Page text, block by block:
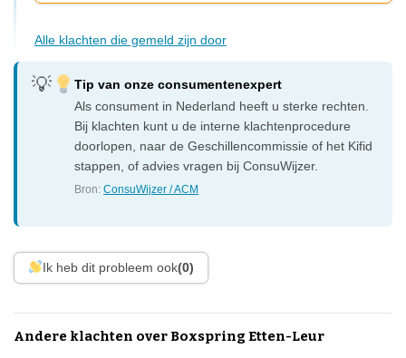
Alle klachten die gemeld zijn door
Tip van onze consumentenexpert
Als consument in Nederland heeft u sterke rechten.
Bij klachten kunt u de interne klachtenprocedure
doorlopen, naar de Geschillencommissie of het Kifid
stappen, of advies vragen bij ConsuWijzer.
Bron:ConsuWijzer / ACM
Ik heb dit probleem ook(0)
Andere klachten over Boxspring Etten-Leur